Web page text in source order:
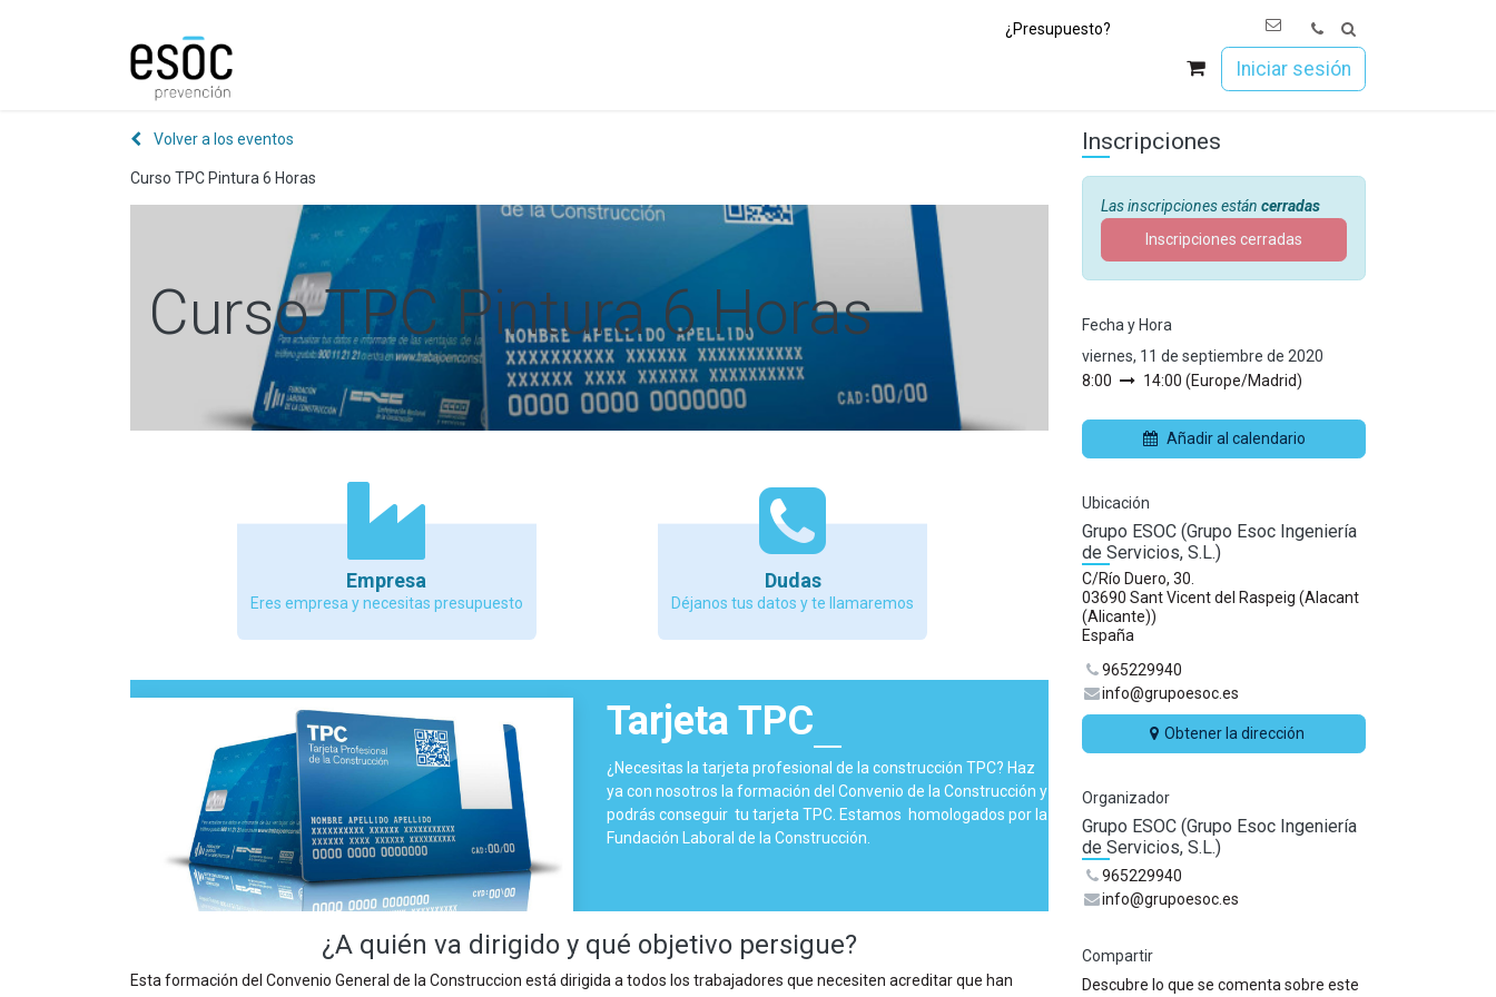
¿Presupuesto?
Iniciar sesión
Volver a los eventos
Curso TPC Pintura 6 Horas
Curso TPC Pintura 6 Horas
Empresa
Eres empresa y necesitas presupuesto
Dudas
Déjanos tus datos y te llamaremos
Tarjeta TPC
¿Necesitas la tarjeta profesional de la construcción TPC? Haz
ya con nosotros la formación del Convenio de la Construcción y
podrás conseguir tu tarjeta TPC. Estamos homologados por la
Fundación Laboral de la Construcción.
¿A quién va dirigido y qué objetivo persigue?
Esta formación del Convenio General de la Construccion está dirigida a todos los trabajadores que necesiten acreditar que han
Inscripciones
Las inscripciones están cerradas
Inscripciones cerradas
Fecha y Hora
viernes, 11 de septiembre de 2020
8:00
14:00 (Europe/Madrid)
Añadir al calendario
Ubicación
Grupo ESOC (Grupo Esoc Ingeniería
de Servicios, S.L.)
C/Río Duero, 30.
03690 Sant Vicent del Raspeig (Alacant
(Alicante))
España
965229940
info@grupoesoc.es
Obtener la dirección
Organizador
Grupo ESOC (Grupo Esoc Ingeniería
de Servicios, S.L.)
965229940
info@grupoesoc.es
Compartir
Descubre lo que se comenta sobre este